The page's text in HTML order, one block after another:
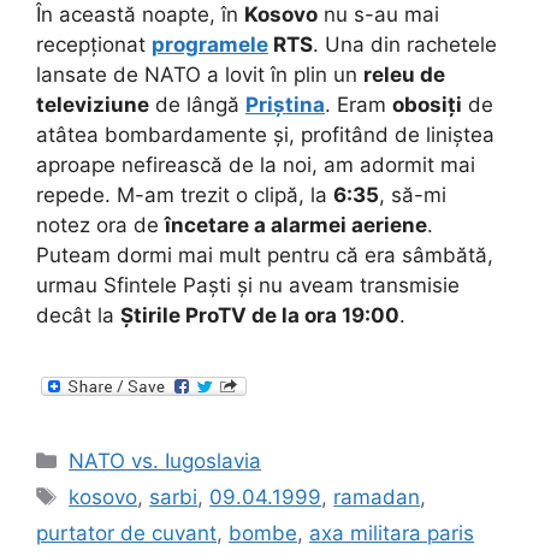
În această noapte, în Kosovo nu s-au mai
recepționat programele RTS. Una din rachetele
lansate de NATO a lovit în plin un releu de
televiziune de lângă Priștina. Eram obosiți de
atâtea bombardamente și, profitând de liniștea
aproape nefirească de la noi, am adormit mai
repede. M-am trezit o clipă, la 6:35, să-mi
notez ora deîncetare a alarmei aeriene.
Puteam dormi mai mult pentru că era sâmbătă,
urmau Sfintele Paști și nu aveam transmisie
decât la Știrile ProTV de la ora 19:00.
Categories
NATO vs. Iugoslavia
Tags
kosovo, sarbi, 09.04.1999, ramadan,
purtator de cuvant, bombe, axa militara paris